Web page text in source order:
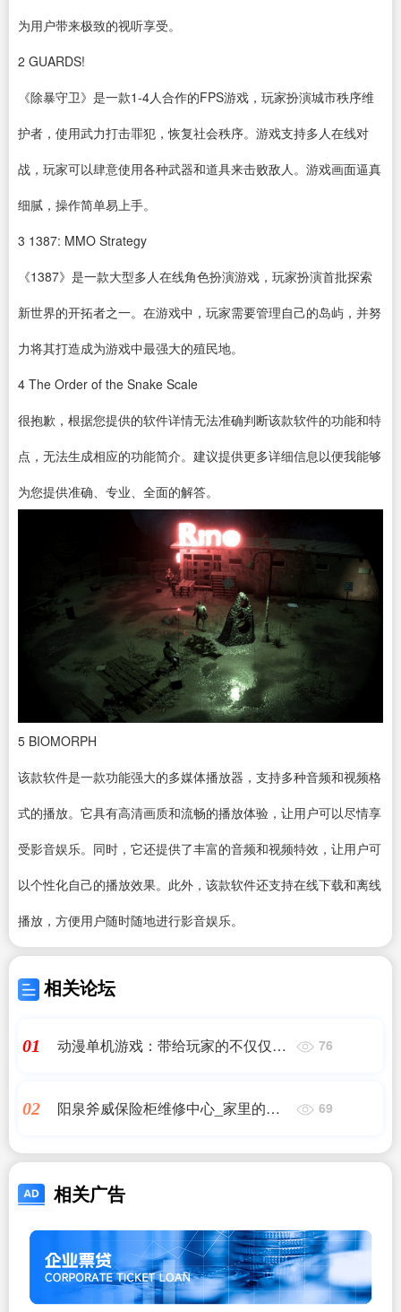
为用户带来极致的视听享受。
2 GUARDS!
《除暴守卫》是一款1-4人合作的FPS游戏，玩家扮演城市秩序维
护者，使用武力打击罪犯，恢复社会秩序。游戏支持多人在线对
战，玩家可以肆意使用各种武器和道具来击败敌人。游戏画面逼真
细腻，操作简单易上手。
3 1387: MMO Strategy
《1387》是一款大型多人在线角色扮演游戏，玩家扮演首批探索
新世界的开拓者之一。在游戏中，玩家需要管理自己的岛屿，并努
力将其打造成为游戏中最强大的殖民地。
4 The Order of the Snake Scale
很抱歉，根据您提供的软件详情无法准确判断该款软件的功能和特
点，无法生成相应的功能简介。建议提供更多详细信息以便我能够
为您提供准确、专业、全面的解答。
5 BIOMORPH
该款软件是一款功能强大的多媒体播放器，支持多种音频和视频格
式的播放。它具有高清画质和流畅的播放体验，让用户可以尽情享
受影音娱乐。同时，它还提供了丰富的音频和视频特效，让用户可
以个性化自己的播放效果。此外，该款软件还支持在线下载和离线
播放，方便用户随时随地进行影音娱乐。
相关论坛
01
动漫单机游戏：带给玩家的不仅仅是
76
02
阳泉斧威保险柜维修中心_家里的威
69
相关广告